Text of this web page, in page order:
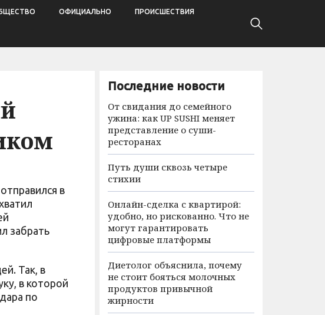
ОФИЦИАЛЬНО ПРОИСШЕСТВИЯ
в
забрать
Так, в
в которой
по
Последние новости
От свидания до семейного
ужина: как UP SUSHI меняет
представление о суши-
ресторанах
Путь души сквозь четыре
стихии
Онлайн-сделка с квартирой:
удобно, но рискованно. Что не
могут гарантировать
цифровые платформы
Диетолог объяснила, почему
не стоит бояться молочных
продуктов привычной
жирности